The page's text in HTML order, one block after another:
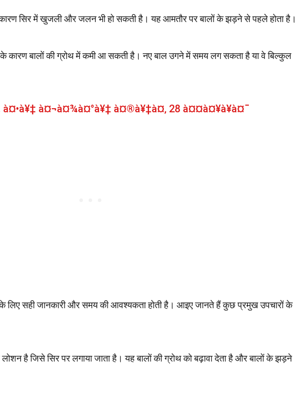
सिर में खुजली और जलन भी हो सकती है। यह आमतौर पर बालों के झड़ने से पहले होता है।
कारण बालों की ग्रोथ में कमी आ सकती है। नए बाल उगने में समय लग सकता है या वे बिल्कुल
à¤¬à¤¾à¤°à¥‡ à¤®à¥‡à¤‚ 28 à¤¤à¤¥à¥à¤¯
लिए सही जानकारी और समय की आवश्यकता होती है। आइए जानते हैं कुछ प्रमुख उपचारों के
है जिसे सिर पर लगाया जाता है। यह बालों की ग्रोथ को बढ़ावा देता है और बालों के झड़ने